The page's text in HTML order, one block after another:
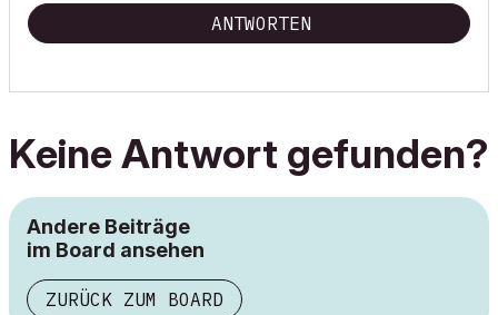
ANTWORTEN
Keine Antwort gefunden?
Andere Beiträge
im Board ansehen
ZURÜCK ZUM BOARD